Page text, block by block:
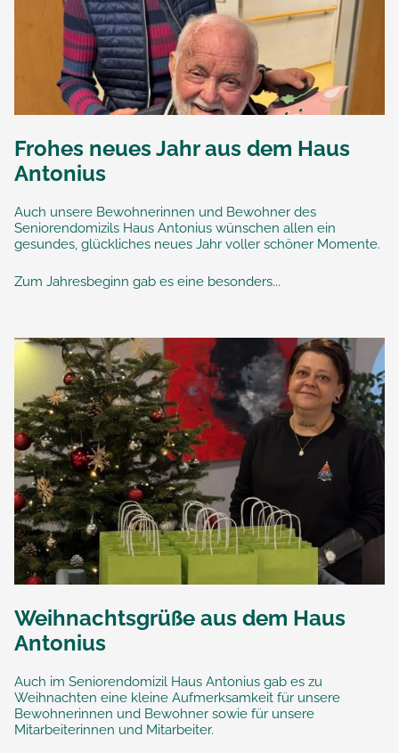
Frohes neues Jahr aus dem Haus
Antonius
Auch unsere Bewohnerinnen und Bewohner des
Seniorendomizils Haus Antonius wünschen allen ein
gesundes, glückliches neues Jahr voller schöner Momente.
Zum Jahresbeginn gab es eine besonders...
Weihnachtsgrüße aus dem Haus
Antonius
Auch im Seniorendomizil Haus Antonius gab es zu
Weihnachten eine kleine Aufmerksamkeit für unsere
Bewohnerinnen und Bewohner sowie für unsere
Mitarbeiterinnen und Mitarbeiter.